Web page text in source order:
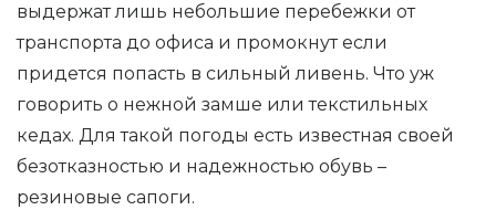
выдержат лишь небольшие перебежки от
транспорта до офиса и промокнут если
придется попасть в сильный ливень. Что уж
говорить о нежной замше или текстильных
кедах. Для такой погоды есть известная своей
безотказностью и надежностью обувь –
резиновые сапоги.